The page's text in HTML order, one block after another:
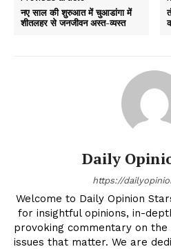
नए साल की शुरुआत में चुआडांगा में
शीतलहर से जनजीवन अस्त-व्यस्त
Daily
https://
Welcome to Daily Opinion
for insightful opinions, in-
provoking commentary on
issues that matter. We are